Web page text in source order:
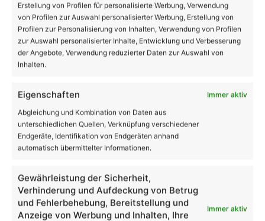
Erstellung von Profilen für personalisierte Werbung, Verwendung
von Profilen zur Auswahl personalisierter Werbung, Erstellung von
Profilen zur Personalisierung von Inhalten, Verwendung von Profilen
zur Auswahl personalisierter Inhalte, Entwicklung und Verbesserung
der Angebote, Verwendung reduzierter Daten zur Auswahl von
Inhalten.
Eigenschaften
Immer aktiv
Abgleichung und Kombination von Daten aus
unterschiedlichen Quellen, Verknüpfung verschiedener
Endgeräte, Identifikation von Endgeräten anhand
automatisch übermittelter Informationen.
Gewährleistung der Sicherheit,
Verhinderung und Aufdeckung von Betrug
und Fehlerbehebung, Bereitstellung und
Anzeige von Werbung und Inhalten, Ihre
Immer aktiv
Brandenburgs Bildungsminister Günther Baaske
tritt zurück